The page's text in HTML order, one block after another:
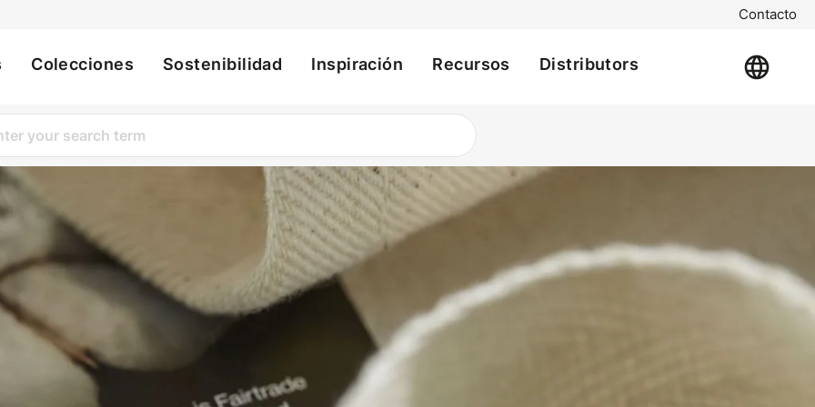
Contacto
Colecciones Sostenibilidad Inspiración Recursos Distributors